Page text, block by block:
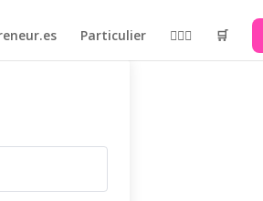
Particulier 🙋🏻‍♀️ 🛒